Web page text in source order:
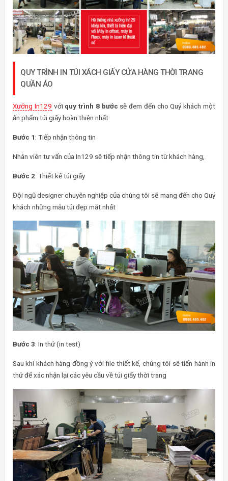
QUY TRÌNH IN TÚI XÁCH GIẤY CỬA HÀNG THỜI TRANG
QUẦN ÁO
Xưởng In129 với quy trình 8 bước sẽ đem đến cho Quý khách một
ấn phẩm túi giấy hoàn thiện nhất
Bước 1: Tiếp nhận thông tin
Nhân viên tư vấn của In129 sẽ tiếp nhận thông tin từ khách hàng,
Bước 2: Thiết kế túi giấy
Đội ngũ designer chuyên nghiệp của chúng tôi sẽ mang đến cho Quý
khách những mẫu túi đẹp mắt nhất
Bước 3: In thử (in test)
Sau khi khách hàng đồng ý với file thiết kế, chúng tôi sẽ tiến hành in
thử để xác nhận lại các yêu cầu về túi giấy thời trang